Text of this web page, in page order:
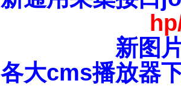
新图
各大cms播放器